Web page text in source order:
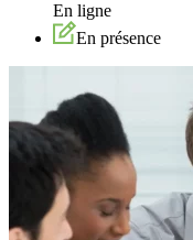
En ligne
En présence